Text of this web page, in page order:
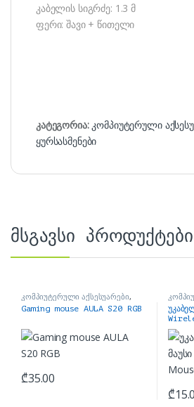
კაბელის სიგრძე: 1.3 მ
ფერი: შავი + წითელი
კატეგორია: კომპიუტერული
ყურსასმენები
მსგავსი პროდუქტები
კომპიუტერული აქსესუარები,
მაუსები
Gaming mouse AULA S20 RGB
₾35.00
Mouse
₾